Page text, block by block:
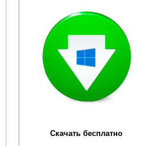
Скачать бесплатно